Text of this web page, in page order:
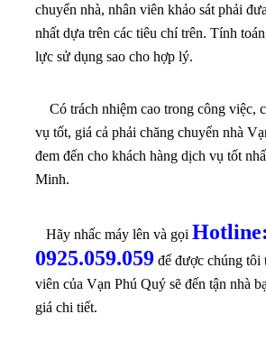
chuyển nhà, nhân viên khảo sát phải
nhất dựa trên các tiêu chí trên. Tính
lực sử dụng sao cho hợp lý.
Có trách nhiệm cao trong công việc,
vụ tốt, giá cả phải chăng chuyển nhà
đem đến cho khách hàng dịch vụ tốt
Minh.
Hãy nhấc máy lên và gọi Hotline:
0925.059.059 để được chúng tôi
viên của Vạn Phú Quý sẽ đến tận nhà
giá chi tiết.